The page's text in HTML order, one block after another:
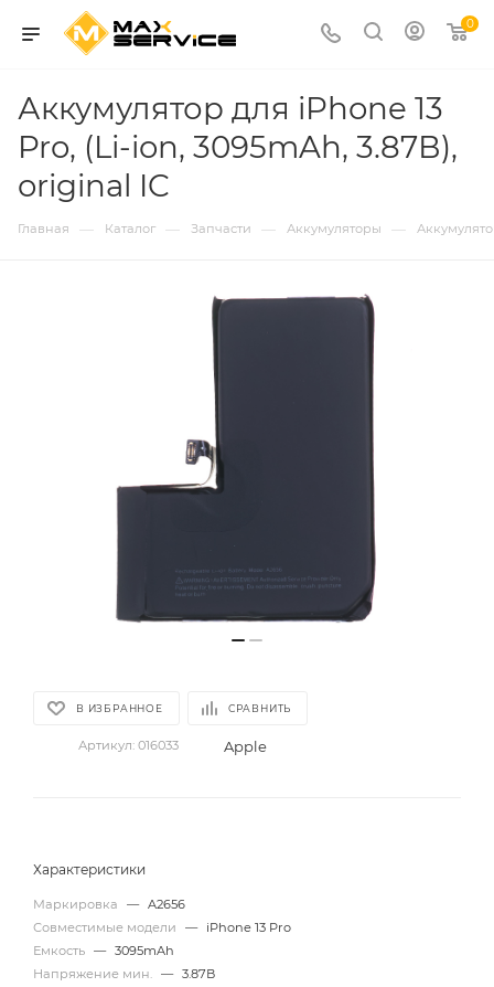
0
Аккумулятор для iPhone 13
Pro, (Li-ion, 3095mAh, 3.87В),
original IC
Главная — Каталог — Запчасти — Аккумуляторы —
В ИЗБРАННОЕ СРАВНИТЬ
Артикул: 016033 Apple
Характеристики
Маркировка — A2656
Совместимые модели
—
iPhone 13 Pro
Емкость — 3095mAh
Напряжение мин.
— 3.87В